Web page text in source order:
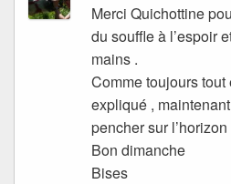
Merci Quichottine
du souffle à l’espoir
mains .
Comme toujours
expliqué ,
pencher sur l’horizon
Bon dimanche
Bises